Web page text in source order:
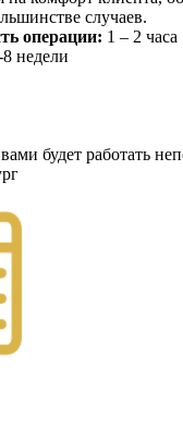
случаев.
операции: 1 – 2 часа
недели
будет работать